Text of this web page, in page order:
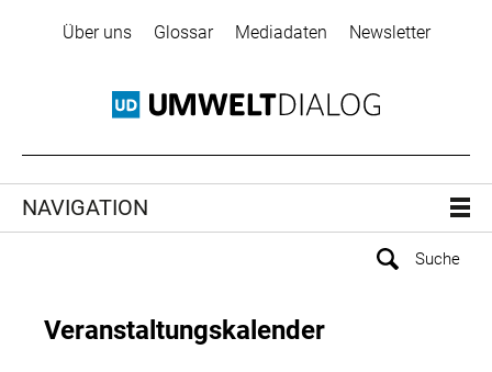
Über uns Glossar Mediadaten Newsletter
NAVIGATION
Veranstaltungskalender